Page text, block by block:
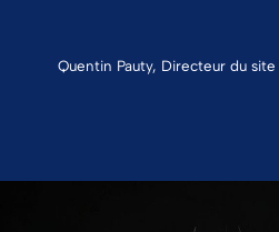
Quentin Pauty, Directeur du site